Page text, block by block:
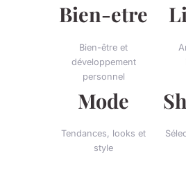
Bien-etre
Bien-être et
développement
personnel
Mode
Tendances, looks et
style